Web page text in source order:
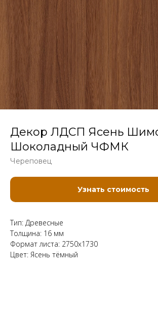
Декор ЛДСП Ясень
Шоколадный ЧФМК
Череповец
Узнать стоимость
Тип: Древесные
Толщина: 16 мм
Формат листа: 2750x1730
Цвет: Ясень тёмный